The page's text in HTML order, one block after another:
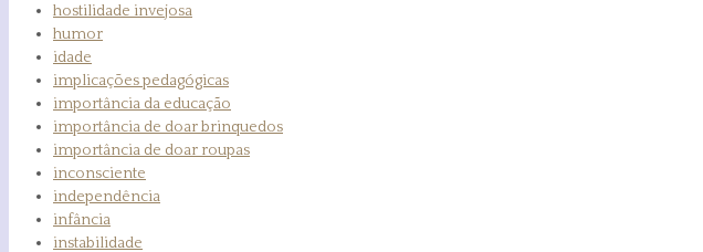
hostilidade invejosa
humor
idade
implicações pedagógicas
importância da educação
importância de doar brinquedos
importância de doar roupas
inconsciente
independência
infância
instabilidade